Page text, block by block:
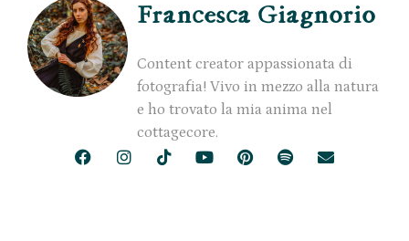
Francesca Giagnorio
Content creator appassionata di
fotografia! Vivo in mezzo alla natura
e ho trovato la mia anima nel
cottagecore.